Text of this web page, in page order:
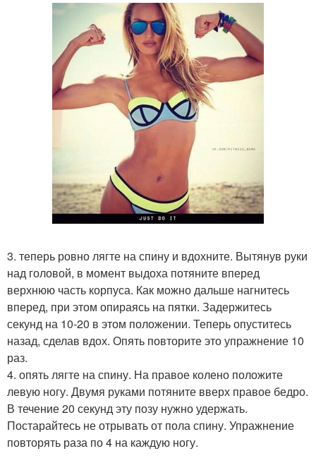
3. теперь ровно лягте на спину и вдохните. Вытянув руки
над головой, в момент выдоха потяните вперед
верхнюю часть корпуса. Как можно дальше нагнитесь
вперед, при этом опираясь на пятки. Задержитесь
секунд на 10-20 в этом положении. Теперь опуститесь
назад, сделав вдох. Опять повторите это упражнение 10
раз.
4. опять лягте на спину. На правое колено положите
левую ногу. Двумя руками потяните вверх правое бедро.
В течение 20 секунд эту позу нужно удержать.
Постарайтесь не отрывать от пола спину. Упражнение
повторять раза по 4 на каждую ногу.